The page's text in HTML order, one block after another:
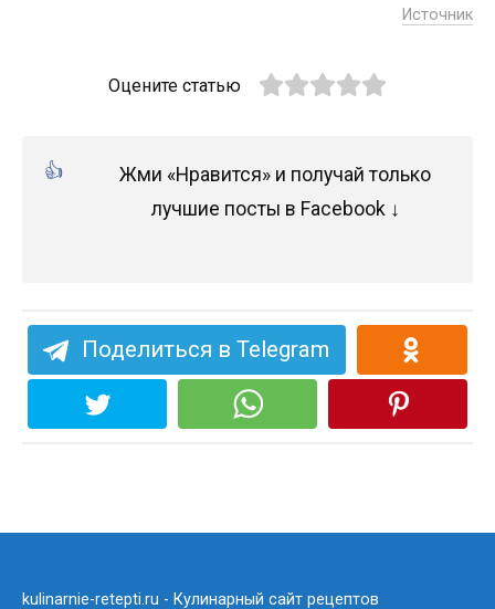
Источник
Оцените статью
Жми «Нравится» и получай только
лучшие посты в Facebook ↓
Поделиться в Telegram
kulinarnie-retepti.ru - Кулинарный сайт рецептов